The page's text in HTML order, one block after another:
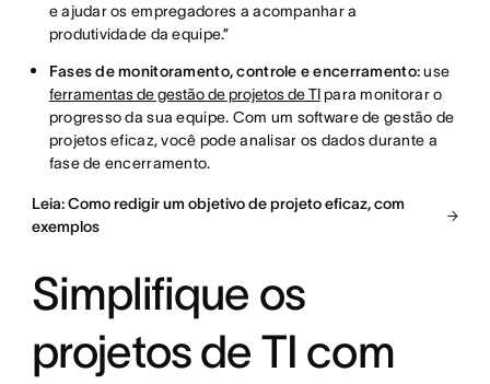
e ajudar os empregadores a acompanhar a
produtividade da equipe.”
Fases de monitoramento, controle e encerramento:use
ferramentas de gestão de projetos de TIpara monitorar o
progresso da sua equipe. Com um software de gestão de
projetos eficaz, você pode analisar os dados durante a
fase de encerramento.
Leia: Como redigir um objetivo de projeto eficaz, com
exemplos
Simplifique os
projetos de TI com